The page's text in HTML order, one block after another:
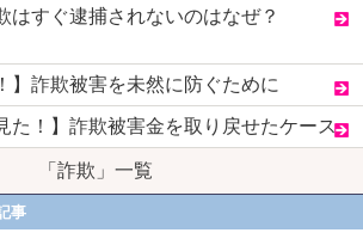
はすぐ逮捕されないのはなぜ？
】詐欺被害を未然に防ぐために
た！】詐欺被害金を取り戻せたケース
「詐欺」一覧
事